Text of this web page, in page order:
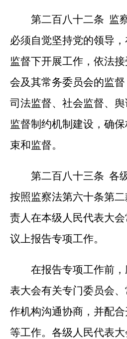
第二百八十二条 监察
必须自觉坚持党的领导，
监督下开展工作，依法
会及其常务委员会的监督
司法监督、社会监督、
监督制约机制建设，确
束和监督。
第二百八十三条 各级
按照监察法第六十条第
责人在本级人民代表大
议上报告专项工作。
在报告专项工作前，
表大会有关专门委员会
作机构沟通协商，并配
等工作。各级人民代表